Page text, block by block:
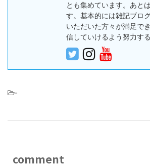
とも集めています。あと
す。基本的には雑記ブロ
いただいた方々が満足で
信していけるよう努力す
-
comment